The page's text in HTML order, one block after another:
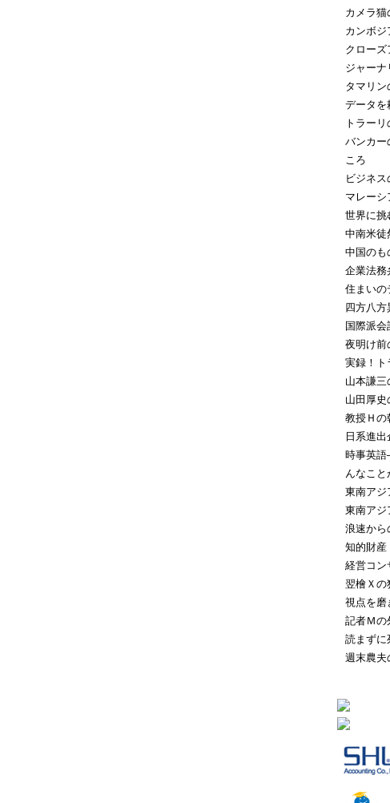
カメラ猫
カンボジ
クローズ
ジャー
タマリン
データを
トラー
バンカー
ころ
ビジネス
マレーシ
世界に挑
中南米徒
中国のも
企業法務
住まいの
四方八方
国際派
夜明け前
実録！ト
山本謙
山田厚史
教授Ｈの
日系進
時事英
んなこと
東南アジ
東南アジ
浪速から
知的財産
経営コン
翌檜Ｘの
視点を磨
記者Ｍの
読まずに
週末農夫